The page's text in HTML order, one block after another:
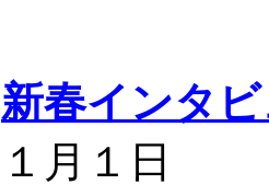
新春インタ
月１日